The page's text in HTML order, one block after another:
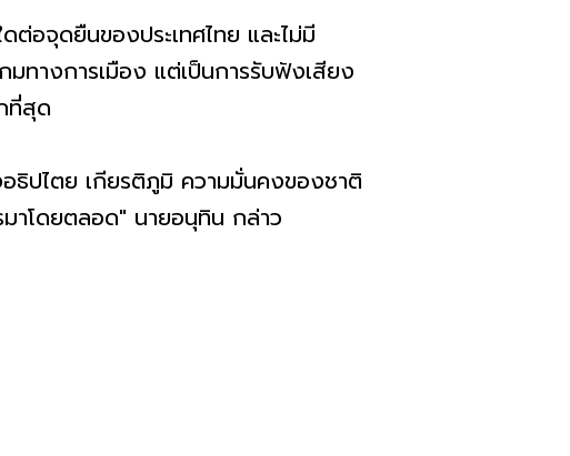
ต่อจุดยืนของประเทศไทย และไม่มี
มทางการเมือง แต่เป็นการรับฟังเสียง
ที่สุด
ธิปไตย เกียรติภูมิ ความมั่นคงของชาติ
าโดยตลอด" นายอนุทิน กล่าว